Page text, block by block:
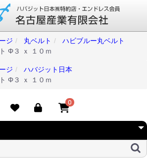
ップ
ジ 丸ベルト
ハビブルー丸ベルト
Φ３ ｘ １０ｍ
ジ
ハバジット日本
Φ３ ｘ １０ｍ
0